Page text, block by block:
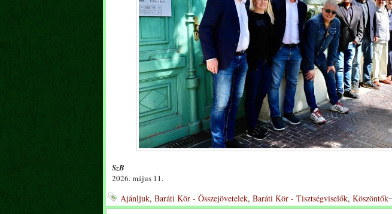
SzB
2026. május 11.
Ajánljuk, Baráti Kör - Összejövetelek, Baráti Kör - Tisztségviselők, Köszöntők